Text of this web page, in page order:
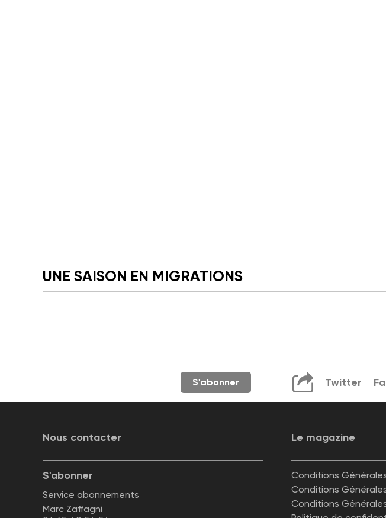
UNE SAISON EN MIGRATIONS
S'abonner Twitter
Nous contacter Le magazine
S'abonner
Service abonnements
Marc Zaffagni
Conditions
Conditions
Conditions